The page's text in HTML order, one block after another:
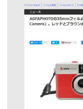
カメラアクセサリー
リング・あて革
蔵CURAセレクション